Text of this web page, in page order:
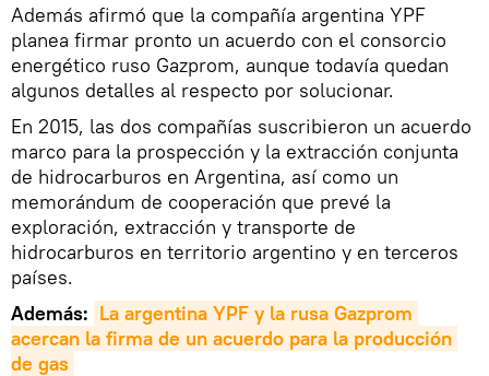
Además afirmó que la compañía argentina YPF
planea firmar pronto un acuerdo con el consorcio
energético ruso Gazprom, aunque todavía quedan
algunos detalles al respecto por solucionar.
En 2015, las dos compañías suscribieron un acuerdo
marco para la prospección y la extracción conjunta
de hidrocarburos en Argentina, así como un
memorándum de cooperación que prevé la
exploración, extracción y transporte de
hidrocarburos en territorio argentino y en terceros
países.
Además: La argentina YPF y la rusa Gazprom
acercan la firma de un acuerdo para la producción
de gas